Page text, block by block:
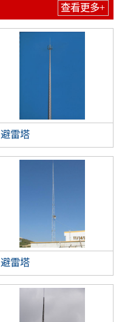
查看更多+
避雷塔
避雷塔